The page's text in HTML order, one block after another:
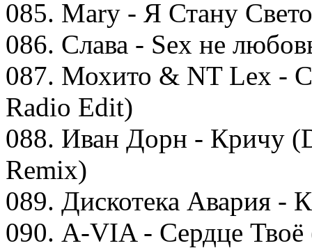
085. Mary - Я Стану
086. Слава - Sex не
087. Мохито & NT Lex -
Radio Edit)
088. Иван Дорн - Кричу
Remix)
089. Дискотека Авария -
090. A-VIA - Сердце Твоё